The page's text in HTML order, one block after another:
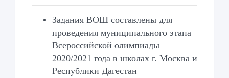
Задания ВОШ составлены для
проведения муниципального этапа
Всероссийской олимпиады
2020/2021 года в школах г. Москва и
Республики Дагестан